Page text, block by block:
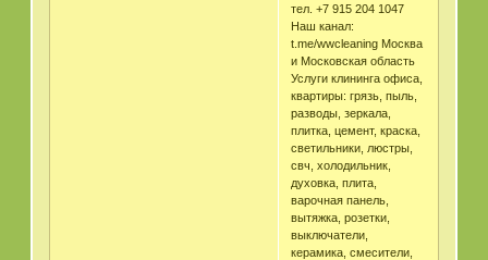
тел. +7 915 204 1047
Наш канал:
t.me/wwcleaning Москва
и Московская область
Услуги клининга офиса,
квартиры: грязь, пыль,
разводы, зеркала,
плитка, цемент, краска,
светильники, люстры,
свч, холодильник,
духовка, плита,
варочная панель,
вытяжка, розетки,
выключатели,
керамика, смесители,